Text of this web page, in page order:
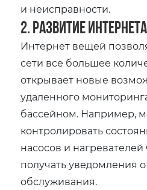
и неисправности.
2. Развитие
Интернет вещей
сети все большее
открывает новые
удаленного
бассейном. Например,
контролировать
насосов и
получать уведомления
обслуживания.